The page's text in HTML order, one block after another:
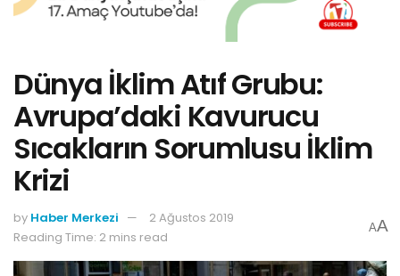
Dünya İklim Atıf Grubu:
Avrupa’daki Kavurucu
Sıcakların Sorumlusu İklim
Krizi
by Haber Merkezi
2 Ağustos 2019
Reading Time: 2 mins read
AA